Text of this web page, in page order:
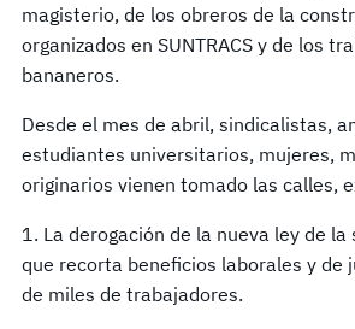
magisterio, de los obreros de la
organizados en SUNTRACS y de los
bananeros.
Desde el mes de abril, sindicalistas,
estudiantes universitarios, mujeres,
originarios vienen tomado las calles,
1. La derogación de la nueva ley de la
que recorta beneficios laborales y de
de miles de trabajadores.